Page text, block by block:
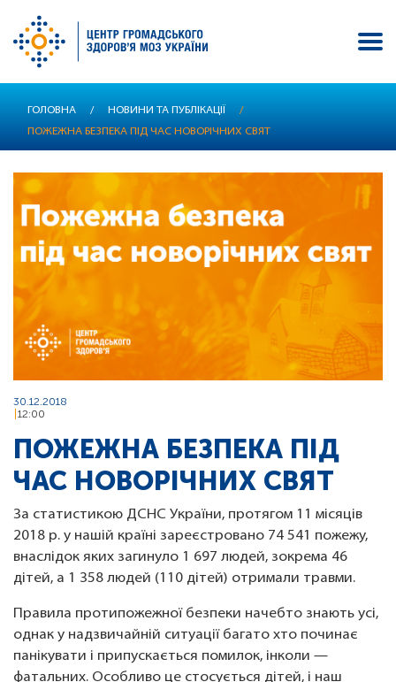
основного
ГОЛОВНА / НОВИНИ ТА ПУБЛІКАЦІЇ
/
ПОЖЕЖНА БЕЗПЕКА ПІД ЧАС НОВОРІЧНИХ СВЯТ
30.12.2018
12:00
ПОЖЕЖНА БЕЗПЕКА ПІД
ЧАС НОВОРІЧНИХ СВЯТ
За статистикою ДСНС України, протягом 11 місяців
2018 р. у нашій країні зареєстровано 74 541 пожежу,
внаслідок яких загинуло 1 697 людей, зокрема 46
дітей, а 1 358 людей (110 дітей) отримали травми.
Правила протипожежної безпеки начебто знають усі,
однак у надзвичайній ситуації багато хто починає
панікувати і припускається помилок, інколи —
фатальних. Особливо це стосується дітей, і наш